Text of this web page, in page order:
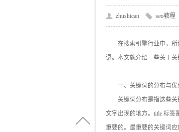
zhushican seo教程
在搜索引擎行业中，
语。本文就介绍一些关于关
一、关键词的分布与优
关键词分布是指这些关键
文字出现的地方。title 标签
重要的。最重要的关键词